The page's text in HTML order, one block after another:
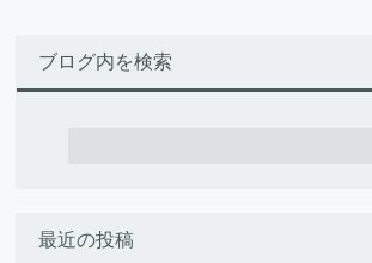
ブログ内を検索
最近の投稿